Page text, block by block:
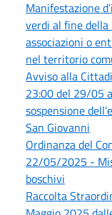
Manifestazione
verdi al fine
associazioni o
nel territorio
Avviso alla
23:00 del 29/05
sospensione
San Giovanni
Ordinanza del
22/05/2025 -
boschivi
Raccolta